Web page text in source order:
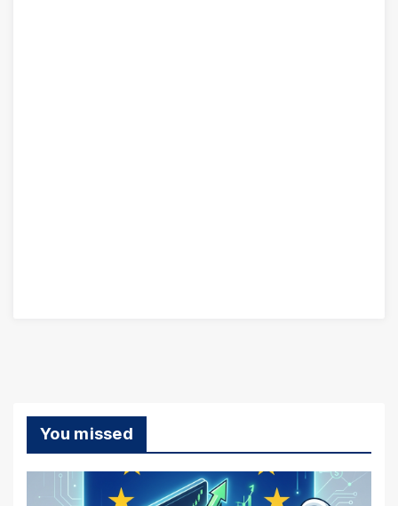
You missed